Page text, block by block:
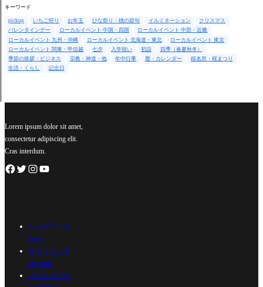
キーワード
pickup いちご狩り お年玉 ひな祭り・桃の節句 イルミネーション
クリスマス
バレンタインデー
ローカルイベント 中国・四国
ローカルイベント 中部・近畿
ローカルイベント 九州・沖縄
ローカルイベント 北海道・東北
ローカルイベント 東京
ローカルイベント 関東・甲信越
七夕 入学祝い 初詣
四季（春夏秋冬）
季節の挨拶・ビジネス
宗教・神道・他 年中行事 暦・カレンダー
桜名所・桜まつり
生活・くらし
記念日
Lorem ipsum dolor sit amet,
consectetur adipiscing elit.
Cras interdum.
トップページ
home
サイトマップ
site map
ブックマーク